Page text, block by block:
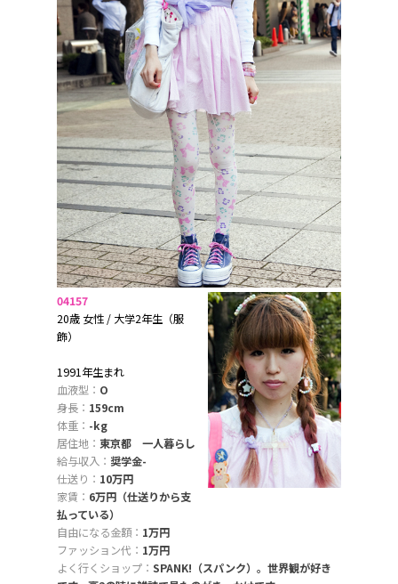
04157
20歳 女性 / 大学2年生（服
飾）
1991年生まれ
血液型： O
身長： 159cm
体重： -kg
居住地： 東京都 一人暮らし
給与収入： 奨学金-
仕送り： 10万円
家賃： 6万円（仕送りから支
払っている）
自由になる金額： 1万円
ファッション代： 1万円
よく行くショップ： SPANK!（スパンク）。世界観が好き